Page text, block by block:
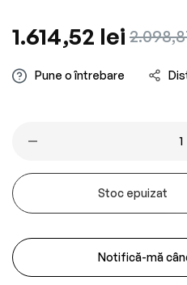
Preț
obișnuit
1.614,52 lei Preț
Pune o întrebare
Stoc epuizat
Notifică-mă